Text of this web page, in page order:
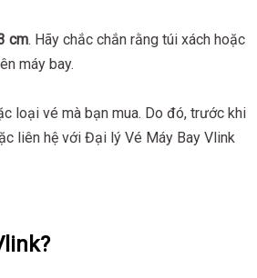
cm. Hãy chắc chắn rằng túi xách hoặc
máy bay.
loại vé mà bạn mua. Do đó, trước khi
liên hệ với Đại lý Vé Máy Bay Vlink